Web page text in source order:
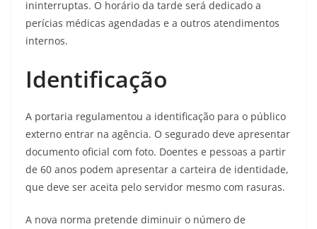
ininterruptas. O horário da tarde será dedicado a
perícias médicas agendadas e a outros atendimentos
internos.
Identificação
A portaria regulamentou a identificação para o público
externo entrar na agência. O segurado deve apresentar
documento oficial com foto. Doentes e pessoas a partir
de 60 anos podem apresentar a carteira de identidade,
que deve ser aceita pelo servidor mesmo com rasuras.
A nova norma pretende diminuir o número de